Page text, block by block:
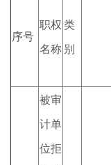
序号
职权
名称
类
别
被审
计单
位拒